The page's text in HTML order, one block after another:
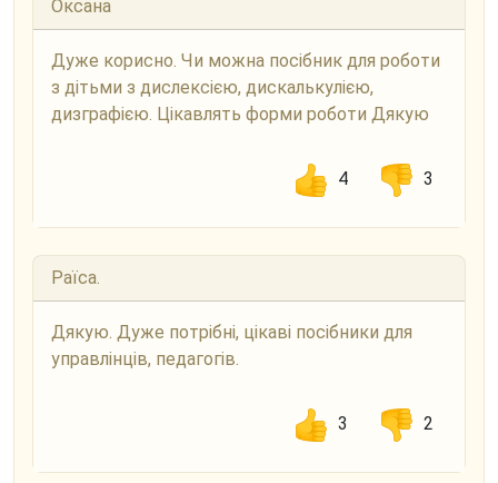
Оксана
Дуже корисно. Чи можна посібник для роботи
з дітьми з дислексією, дискалькулією,
дизграфією. Цікавлять форми роботи Дякую
4 3
Раїса.
Дякую. Дуже потрібні, цікаві посібники для
управлінців, педагогів.
3 2